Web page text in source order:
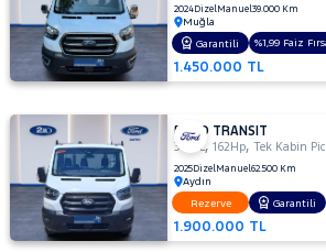
L
350 L
DURATORQ
ÇİFT KABİN
350
M
350
M
ÇİFT
2024DizelManuel39.000 Km
Muğla
1.450.000 TL
Garantili %1,99 Faiz
FORD TRANSIT
350 L,162Hp,Tek Kabin
2025DizelManuel62.500 Km
Aydın
1.900.000 TL
Rezerve Garantili